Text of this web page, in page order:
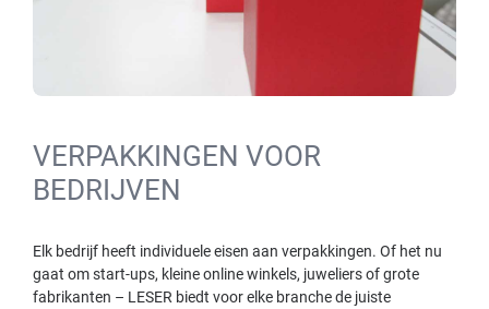
VERPAKKINGEN VOOR
BEDRIJVEN
Elk bedrijf heeft individuele eisen aan verpakkingen. Of het nu
gaat om start-ups, kleine online winkels, juweliers of grote
fabrikanten – LESER biedt voor elke branche de juiste